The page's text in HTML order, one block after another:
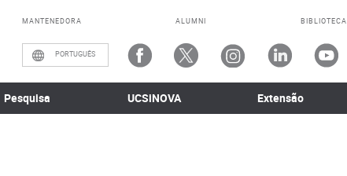
MANTENEDORA ALUMNI BIBLIOTECA
PORTUGUÊS
Pesquisa UCSiNOVA Extensão